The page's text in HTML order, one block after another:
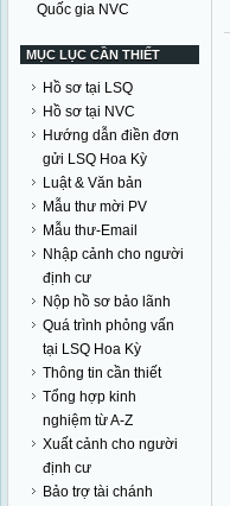
Quốc gia NVC
MỤC LỤC CẦN THIẾT
Hồ sơ tại LSQ
Hồ sơ tại NVC
Hướng dẫn điền đơn
gửi LSQ Hoa Kỳ
Luật & Văn bản
Mẫu thư mời PV
Mẫu thư-Email
Nhập cảnh cho người
định cư
Nộp hồ sơ bảo lãnh
Quá trình phỏng vấn
tại LSQ Hoa Kỳ
Thông tin cần thiết
Tổng hợp kinh
nghiệm từ A-Z
Xuất cảnh cho người
định cư
Bảo trợ tài chánh